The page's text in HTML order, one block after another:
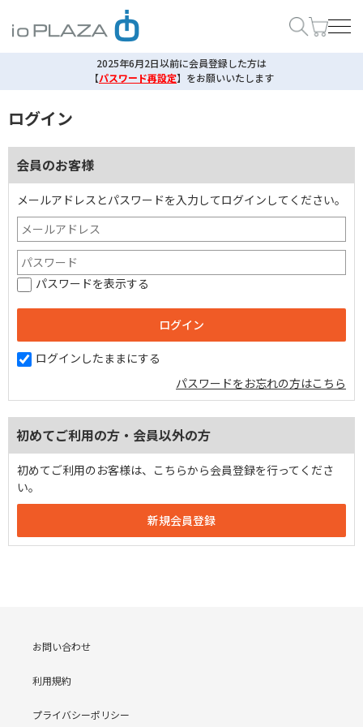
2025年6月2日以前に会員登録した方は
【パスワード再設定】 をお願いいたします
ログイン
会員のお客様
メールアドレスとパスワードを入力してログインしてください。
パスワードを表示する
ログインしたままにする
パスワードをお忘れの方はこちら
初めてご利用の方・会員以外の方
初めてご利用のお客様は、こちらから会員登録を行ってくださ
い。
お問い合わせ
利用規約
プライバシーポリシー